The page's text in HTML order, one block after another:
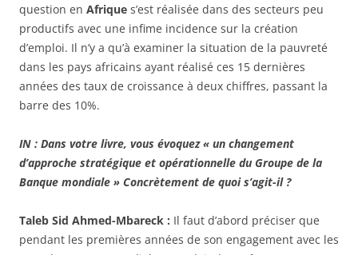
question en Afrique s’est réalisée dans des secteurs peu
productifs avec une infime incidence sur la création
d’emploi. Il n’y a qu’à examiner la situation de la pauvreté
dans les pays africains ayant réalisé ces 15 dernières
années des taux de croissance à deux chiffres, passant la
barre des 10%.
IN : Dans votre livre, vous évoquez « un changement
d’approche stratégique et opérationnelle du Groupe de la
Banque mondiale » Concrètement de quoi s’agit-il ?
Taleb Sid Ahmed-Mbareck : Il faut d’abord préciser que
pendant les premières années de son engagement avec les